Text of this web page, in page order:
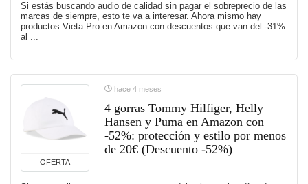
Si estás buscando audio de calidad sin pagar el sobreprecio de las
marcas de siempre, esto te va a interesar. Ahora mismo hay
productos Vieta Pro en Amazon con descuentos que van del -31%
al ...
OFERTA
hace 4 meses
4 gorras Tommy Hilfiger, Helly
Hansen y Puma en Amazon con
-52%: protección y estilo por menos
de 20€ (Descuento -52%)